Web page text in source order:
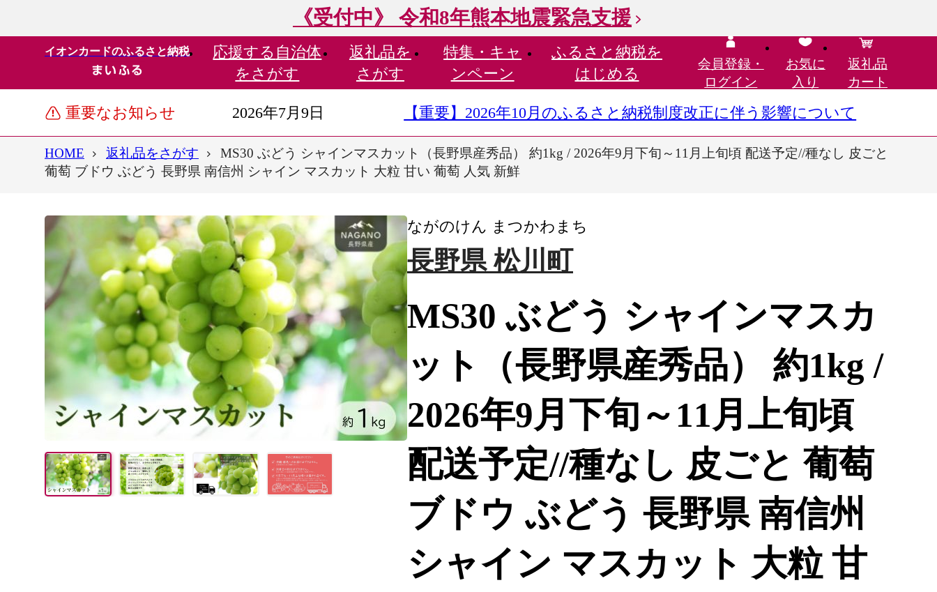
《受付中》 令和8年熊本地震緊急支援
イオンカードのふるさと納税 応援する 自治体
をさがす
返礼品を
さがす
特集・ キャ
ンペーン
ふるさと納税を
はじめる
会員登録・
ログイン
お気に
入り
返礼品
カート
重要なお知らせ 2026年7月9日 【重要】2026年10月のふるさと納税制度改正に伴う影響について
HOME 返礼品をさがす
MS30 ぶどう シャインマスカット（長野県産秀品） 約1kg / 2026年9月下旬～11月上旬頃 配送予定//種なし 皮ごと
葡萄 ブドウ ぶどう 長野県 南信州 シャイン マスカット 大粒 甘い 葡萄 人気 新鮮
ながのけん まつかわまち
長野県 松川町
MS30 ぶどう シャインマスカ
ット（長野県産秀品） 約1kg /
2026年9月下旬～11月上旬頃
配送予定//種なし 皮ごと 葡萄
ブドウ ぶどう 長野県 南信州
シャイン マスカット 大粒 甘